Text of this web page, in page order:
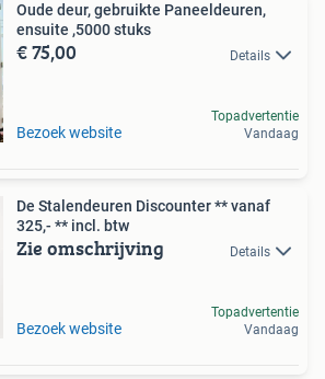
Oude deur, gebruikte Paneeldeuren,
ensuite ,5000 stuks
€ 75,00 Details
Bezoek website
Topadvertentie
Vandaag
De Stalendeuren Discounter ** vanaf
325,- ** incl. btw
Zie omschrijving Details
Bezoek website
Topadvertentie
Vandaag